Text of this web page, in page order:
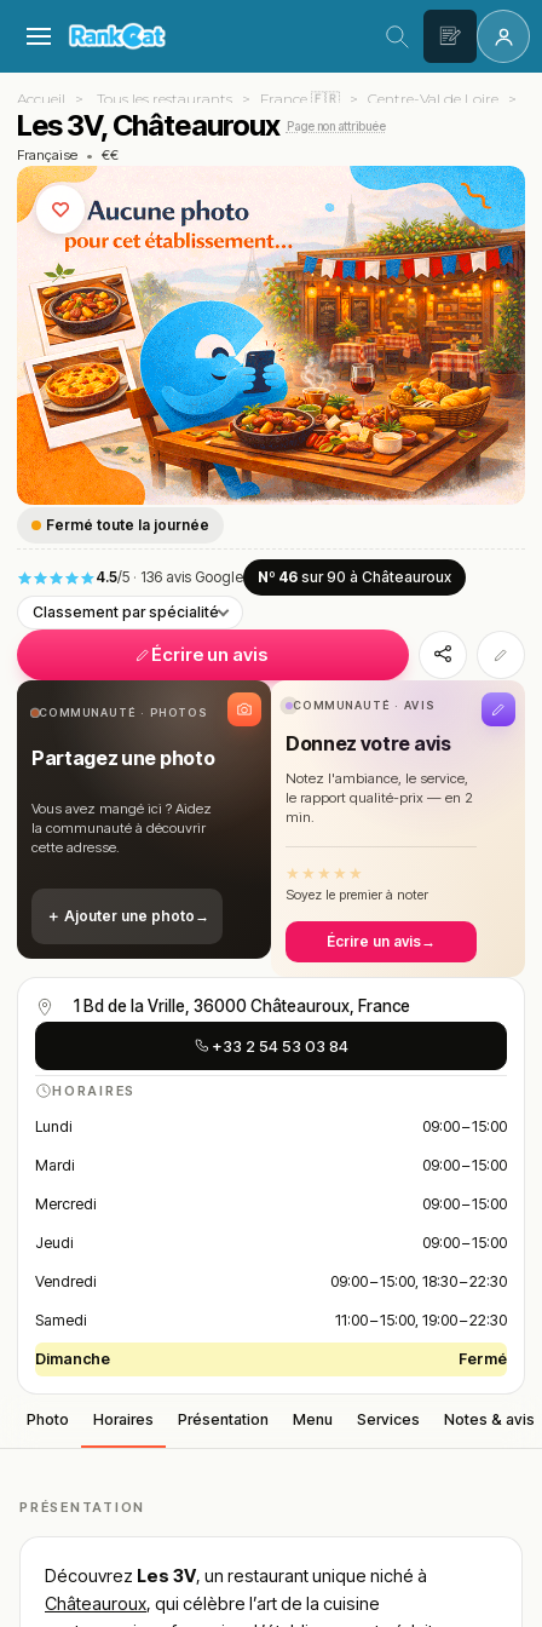
Accueil Tous les restaurants France 🇫🇷 Centre-Val de Loire
Les 3V, Châteauroux Page non attribuée
Française • €€
Fermé toute la journée
4.5/5 · 136 avis Google Nº 46 sur 90 à Châteauroux
Classement par spécialité
Écrire un avis
COMMUNAUTÉ · PHOTOS
Partagez une photo
Vous avez mangé ici ? Aidez
la communauté à découvrir
cette adresse.
＋ Ajouter une photo →
COMMUNAUTÉ · AVIS
Donnez votre avis
Notez l'ambiance, le service,
le rapport qualité-prix — en 2
min.
★ ★ ★ ★ ★
Soyez le premier à noter
Écrire un avis→
1 Bd de la Vrille, 36000 Châteauroux, France
+33 2 54 53 03 84
HORAIRES
Lundi 09:00 – 15:00
Mardi 09:00 – 15:00
Mercredi 09:00 – 15:00
Jeudi 09:00 – 15:00
Vendredi 09:00 – 15:00, 18:30 – 22:30
Samedi 11:00 – 15:00, 19:00 – 22:30
Dimanche Fermé
Photo Horaires Présentation Menu Services Notes & avis
PRÉSENTATION
Découvrez Les 3V, un restaurant unique niché à
Châteauroux, qui célèbre l’art de la cuisine